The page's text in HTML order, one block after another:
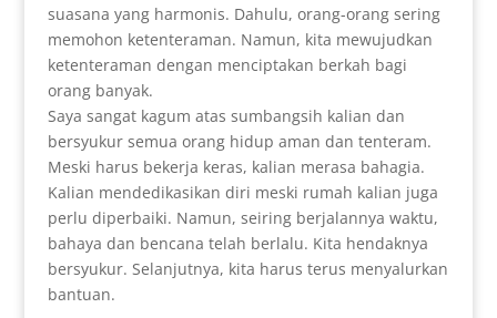
suasana yang harmonis. Dahulu, orang-orang sering
memohon ketenteraman. Namun, kita mewujudkan
ketenteraman dengan menciptakan berkah bagi
orang banyak.
Saya sangat kagum atas sumbangsih kalian dan
bersyukur semua orang hidup aman dan tenteram.
Meski harus bekerja keras, kalian merasa bahagia.
Kalian mendedikasikan diri meski rumah kalian juga
perlu diperbaiki. Namun, seiring berjalannya waktu,
bahaya dan bencana telah berlalu. Kita hendaknya
bersyukur. Selanjutnya, kita harus terus menyalurkan
bantuan.